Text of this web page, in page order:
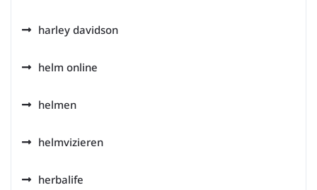
harley davidson
helm online
helmen
helmvizieren
herbalife